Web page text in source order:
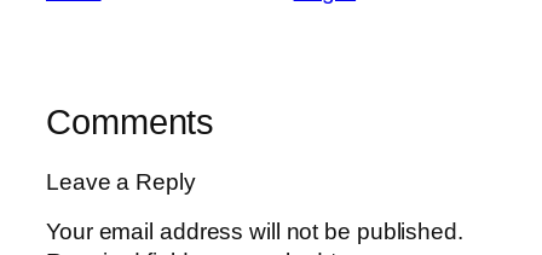
Comments
Leave a Reply
Your email address will not be published.